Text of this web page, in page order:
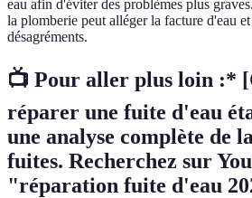
eau afin d'éviter des problèmes plus
la plomberie peut alléger la facture d'eau
désagréments.
📺 Pour aller plus loin :*
réparer une fuite d'eau
une analyse complète de
fuites. Recherchez sur
"réparation fuite d'eau